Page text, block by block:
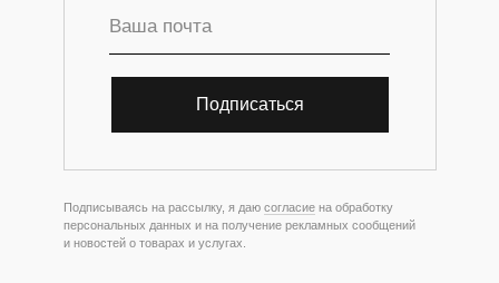
Подписываясь на рассылку, я даю согласие на обработку
персональных данных и на получение рекламных сообщений
и новостей о товарах и услугах.
Подписаться